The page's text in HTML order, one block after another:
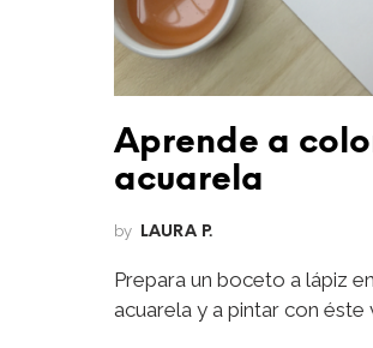
Aprende a
acuarela
by LAURA P.
Prepara un boceto a lápiz
acuarela y a pintar con éste